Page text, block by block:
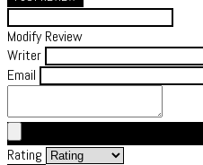
Modify Review
Writer
Email
Rating